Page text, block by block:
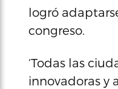
logró
congreso.
‘Todas las
innovadoras y